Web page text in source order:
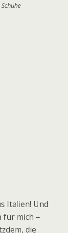
Schuhe
Italien! Und
für mich –
die